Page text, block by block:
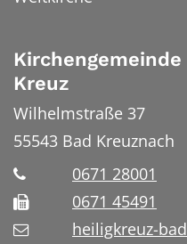
Kreuz
Wilhelmstraße 37
55543 Bad Kreuznach
0671 28001
0671 45491
heiligkreuz-